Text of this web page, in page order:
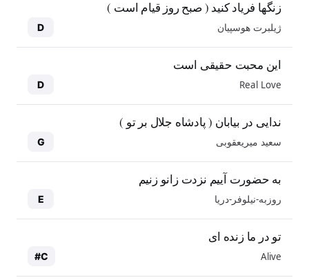
زنگها فریاد کنید ( صبح روز قیام است )
ژیلبرت هوسپیان D
این محبت حقیقی است
Real Love
D
ندایی در بیابان ( پادشاه جلال بر تو )
سعید میریعقوبی G
به حضورت آییم نزدت زانو زنیم
روزبه-نیلوفر-دریا E
تو در ما زنده ای
Alive
C#